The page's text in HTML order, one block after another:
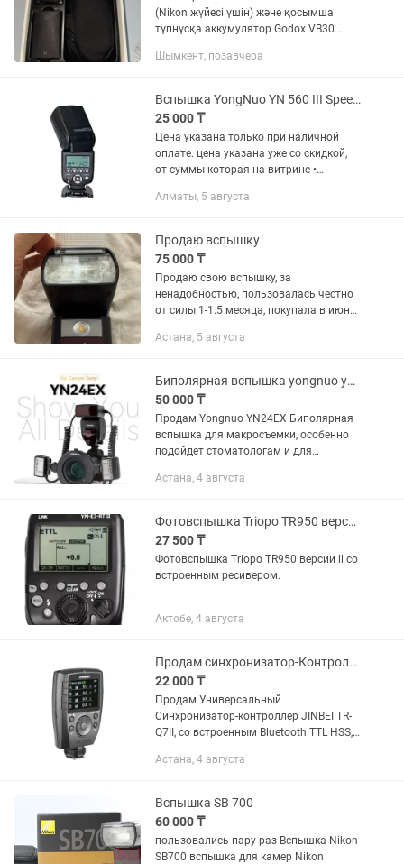
(Nikon жүйесі үшін) және қосымша
түпнұсқа аккумулятор Godox VB30
жақсы, мінсіз атқарады. Лампасы
Шымкент, позавчера
Вспышка YongNuo YN 560 III Speedlite Рассрочка Магазин Red Geek
25 000 ₸
Цена указана только при наличной
оплате. цена указана уже со скидкой,
от суммы которая на витрине •
Гарантия -30 дней • Вспышка YongNuo
Алматы, 5 августа
Продаю вспышку
75 000 ₸
Продаю свою вспышку, за
ненадобностью, пользовалась честно
от силы 1-1.5 месяца, покупала в июне,
идеальном состоянии Я уже не
и...
Астана, 5 августа
Биполярная вспышка yongnuo yn24ex
50 000 ₸
Продам Yongnuo YN24EX Биполярная
вспышка для макросъемки, особенно
подойдет стоматологам и для
каспи кз Состояние отличное,
Астана, 4 августа
Фотовспышка Triopo TR950 версии ii со встроенным ресивером.
27 500 ₸
Фотовспышка Triopo TR950 версии ii со
встроенным ресивером.
Актобе, 4 августа
Продам синхронизатор-Контролер JINBEI TR-Q7II Bluetooth TTL HSS
22 000 ₸
Продам Универсальный
Синхронизатор-контроллер JINBEI TR-
Q7II, со встроенным Bluetooth TTL HSS,
количестве - 1 штука Контроллер
Астана, 4 августа
Вспышка SB 700
60 000 ₸
пользовались пару раз Вспышка Nikon
SB700 вспышка для камер Nikon